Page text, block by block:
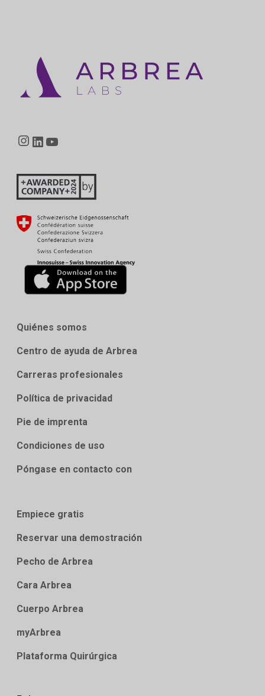
Instagram
LinkedIn
Quiénes somos
Centro de ayuda de Arbrea
Carreras profesionales
Política de privacidad
Pie de imprenta
Condiciones de uso
Póngase en contacto con
Empiece gratis
Reservar una demostración
Pecho de Arbrea
Cara Arbrea
Cuerpo Arbrea
myArbrea
Plataforma Quirúrgica